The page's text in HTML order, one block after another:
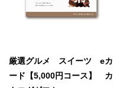
厳選グルメ スイーツ eカ
ード【5,000円コース】 カ